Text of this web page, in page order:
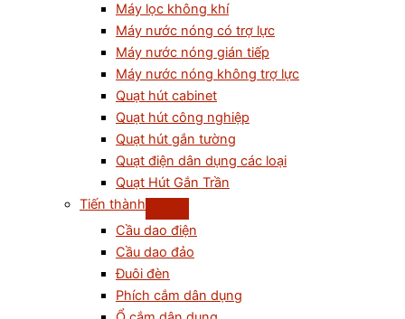
Máy lọc không khí
Máy nước nóng có trợ lực
Máy nước nóng gián tiếp
Máy nước nóng không trợ lực
Quạt hút cabinet
Quạt hút công nghiệp
Quạt hút gắn tường
Quạt điện dân dụng các loại
Quạt Hút Gắn Trần
Tiến thành
Cầu dao điện
Cầu dao đảo
Đuôi đèn
Phích cắm dân dụng